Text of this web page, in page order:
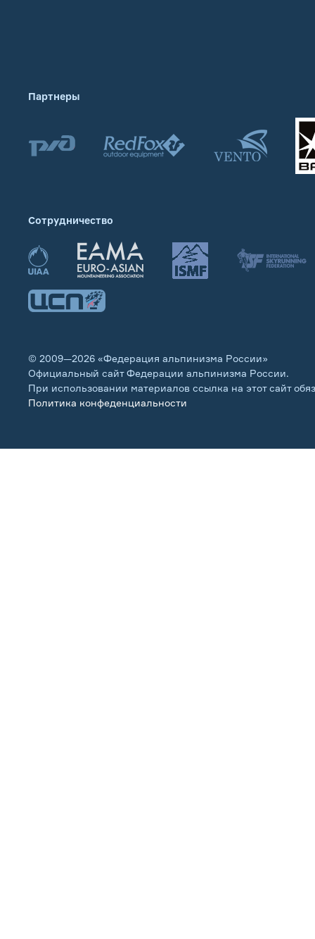
Партнеры
Сотрудничество
© 2009—2026 «Федерация альпинизма России»
Официальный сайт Федерации альпинизма России.
При использовании материалов ссылка на этот сайт
Политика конфеденциальности